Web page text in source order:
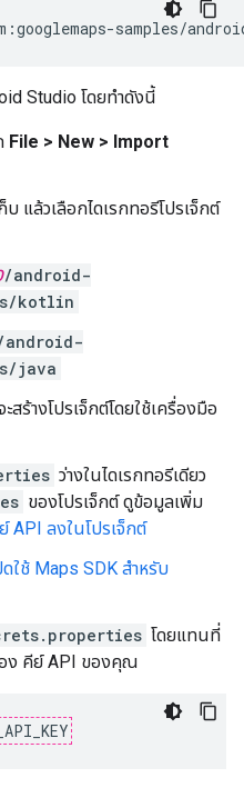
samples/
Studio โดยทำดังนี้
File > New > Import
ล้วเลือกไดเรกทอรีโปรเจ็กต์
/android-
kotlin
java
สร้างโปรเจ็กต์โดยใช้เครื่องมือ
ว่างในไดเรกทอรีเดียว
ของโปรเจ็กต์ ดูข้อมูลเพิ่ม
API ลงในโปรเจ็กต์
ดใช้ Maps SDK สำหรับ
โดยแทนที่
ง คีย์ API ของคุณ